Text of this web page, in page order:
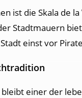
ist die Skala de
Stadtmauern
einst vor
bleibt einer der